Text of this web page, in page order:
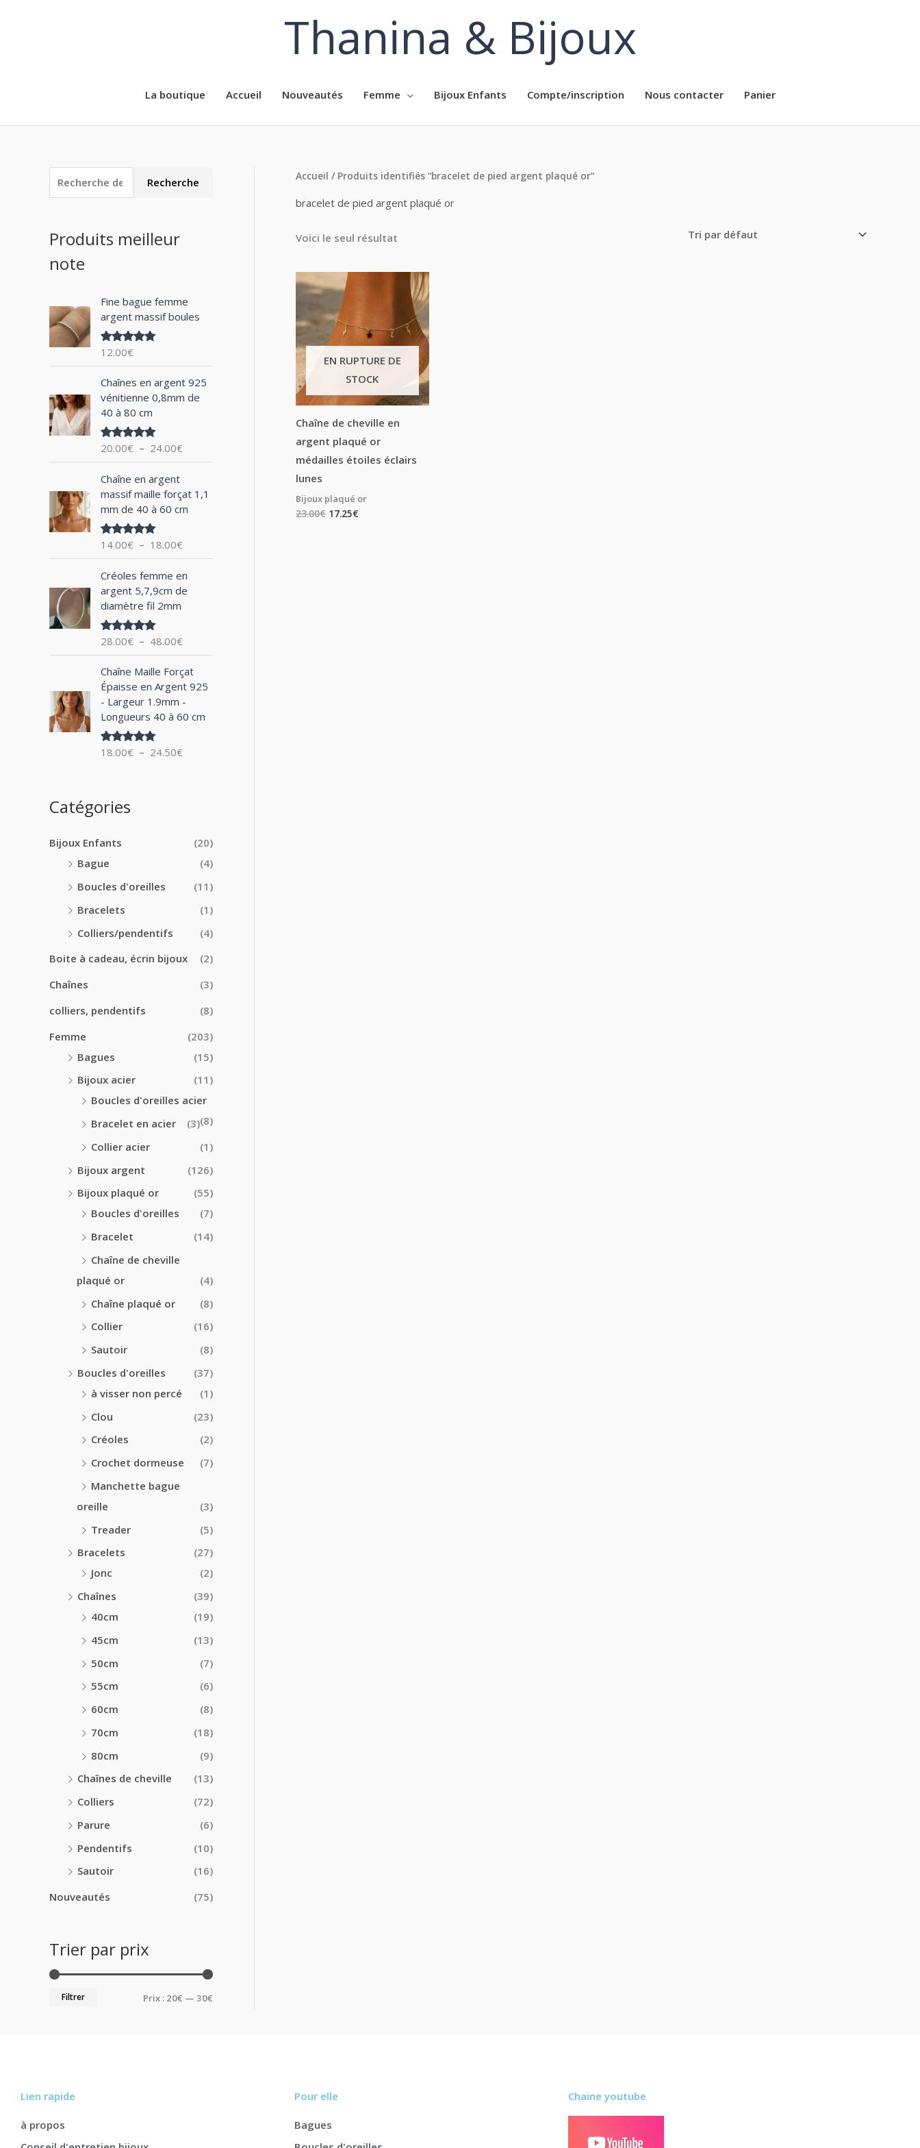
Thanina & Bijoux
La boutique Accueil Nouveautés Femme Bijoux Enfants Compte/inscription Nous contacter Panier
e
h
e
h
u
r
:
Recherche
Produits meilleur
note
Fine bague femme
argent massif boules
Note5.00
12.00€
Chaînes en argent 925
vénitienne 0,8mm de
40 à 80 cm
Note5.00
20.00€ – 24.00€
l
a
e
r
i
:
2
0
2
4
.
0
€
Chaîne en argent
massif maille forçat 1,1
mm de 40 à 60 cm
Note5.00
14.00€ – 18.00€
a
g
d
e
p
r
:
1
4
0
Créoles femme en
argent 5,7,9cm de
diamètre fil 2mm
Note5.00
28.00€ – 48.00€
l
a
d
e
p
r
i
x
:
Chaîne Maille Forçat
Épaisse en Argent 925
- Largeur 1.9mm -
Longueurs 40 à 60 cm
Note5.00
18.00€ – 24.50€
l
a
e
2
Catégories
Bijoux Enfants
(20)
Bague
(4)
Boucles d'oreilles
(11)
Bracelets
(1)
Colliers/pendentifs
(4)
Boite à cadeau, écrin bijoux
(2)
Chaînes
(3)
colliers, pendentifs
(8)
Femme
(203)
Bagues
(15)
Bijoux acier
(11)
Boucles d'oreilles acier
(8)
Bracelet en acier
(3)
Collier acier
(1)
Bijoux argent
(126)
Bijoux plaqué or
(55)
Boucles d'oreilles
(7)
Bracelet
(14)
Chaîne de cheville
plaqué or
(4)
Chaîne plaqué or
(8)
Collier
(16)
Sautoir
(8)
Boucles d'oreilles
(37)
à visser non percé
(1)
Clou
(23)
Créoles
(2)
Crochet dormeuse
(7)
Manchette bague
oreille
(3)
Treader
(5)
Bracelets
(27)
Jonc
(2)
Chaînes
(39)
40cm
(19)
45cm
(13)
50cm
(7)
55cm
(6)
60cm
(8)
70cm
(18)
80cm
(9)
Chaînes de cheville
(13)
Colliers
(72)
Parure
(6)
Pendentifs
(10)
Sautoir
(16)
Nouveautés
(75)
Trier par prix
Filtrer Prix : 20€ — 30€
Accueil / Produits identifiés “bracelet de pied argent plaqué or”
bracelet de pied argent plaqué or
Voici le seul résultat
EN RUPTURE DE
STOCK
Chaîne de cheville en
argent plaqué or
médailles étoiles éclairs
lunes
Bijoux plaqué or
23.00€ 17.25€
Lien rapide
à propos
Pour elle
Bagues
Chaine youtube